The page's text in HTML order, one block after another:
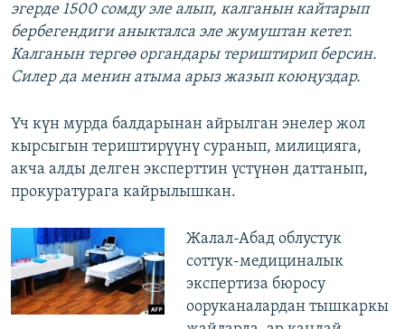
эгерде 1500 сомду эле алып, калганын кайтарып
бербегендиги аныкталса эле жумуштан кетет.
Калганын тергөө органдары териштирип берсин.
Силер да менин атыма арыз жазып коюңуздар.
Үч күн мурда балдарынан айрылган энелер жол
кырсыгын териштирүүнү суранып, милицияга,
акча алды делген эксперттин үстүнөн даттанып,
прокуратурага кайрылышкан.
Жалал-Абад облустук
соттук-медициналык
экспертиза бюросу
ооруканалардан тышкаркы